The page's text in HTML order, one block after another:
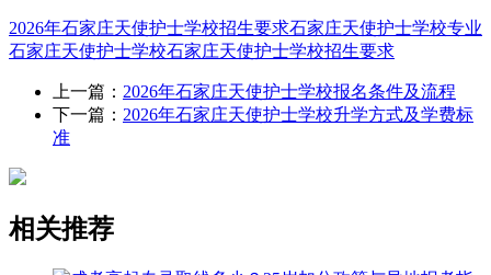
2026年石家庄天使护士学校招生要求石家庄天使护士学校专业
石家庄天使护士学校石家庄天使护士学校招生要求
上一篇： 2026年石家庄天使护士学校报名条件及流程
下一篇： 2026年石家庄天使护士学校升学方式及学费标
准
相关推荐